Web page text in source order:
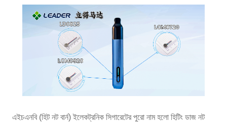
এইচএনবি (হিট নট বার্ন) ইলেকট্রনিক সিগারেটের পুরো নাম হলো হিটিং ডাজ নট